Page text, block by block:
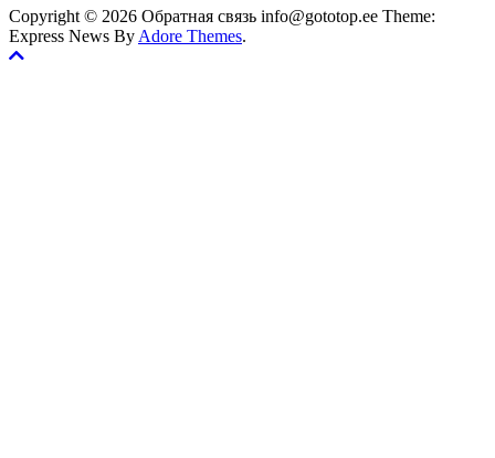
Copyright © 2026 Обратная связь info@gototop.ee Theme:
Express News By Adore Themes.